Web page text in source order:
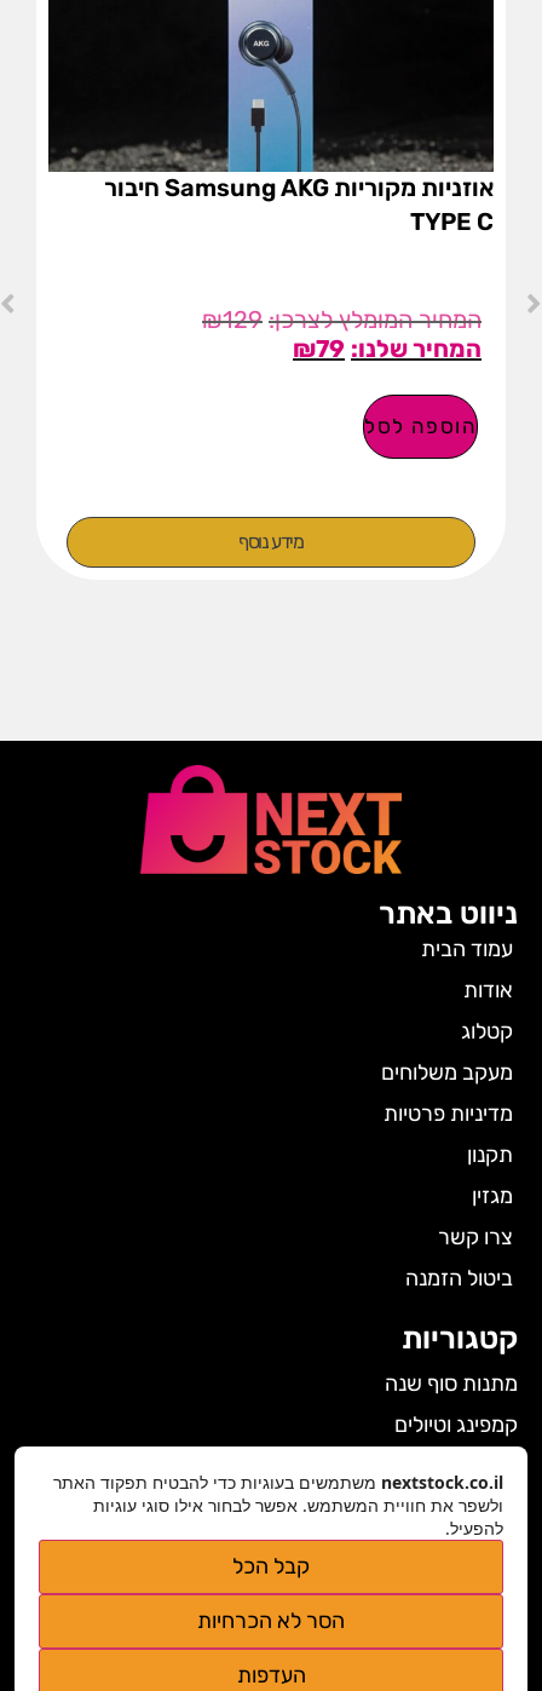
אוזניות מקוריות Samsung AKG חיבור
TYPE C
₪129
₪79
הוספה לסל
מידע נוסף
ניווט באתר
עמוד הבית
אודות
קטלוג
מעקב משלוחים
מדיניות פרטיות
תקנון
מגזין
צרו קשר
ביטול הזמנה
קטגוריות
מתנות סוף שנה
קמפינג וטיולים
גאדג'טים
nextstock.co.il@gmail.com
נגישות אתר
nextstock.co.il משתמשים בעוגיות כדי להבטיח תפקוד האתר
ולשפר את חוויית המשתמש. אפשר לבחור אילו סוגי עוגיות
להפעיל.
קבל הכל
הסר לא הכרחיות
העדפות